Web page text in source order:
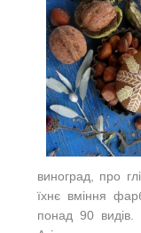
виноград, про
їхнє вміння
понад 90 видів.